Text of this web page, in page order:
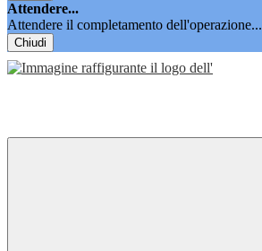
Attendere...
Attendere il completamento dell'operazione...
Chiudi